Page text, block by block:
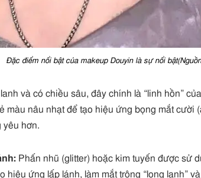
Đặc điểm nổi bật của makeup Douyin là sự nổi
và có chiều sâu, đây chính là “linh hồn”
màu nâu nhạt để tạo hiệu ứng bọng mắt cười
yêu hơn.
Phấn nhũ (glitter) hoặc kim tuyến được sử
hiệu ứng lấp lánh, làm mắt trông “long lanh”